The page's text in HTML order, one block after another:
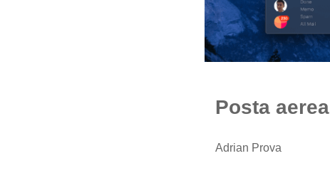
Posta aerea
Adrian Prova